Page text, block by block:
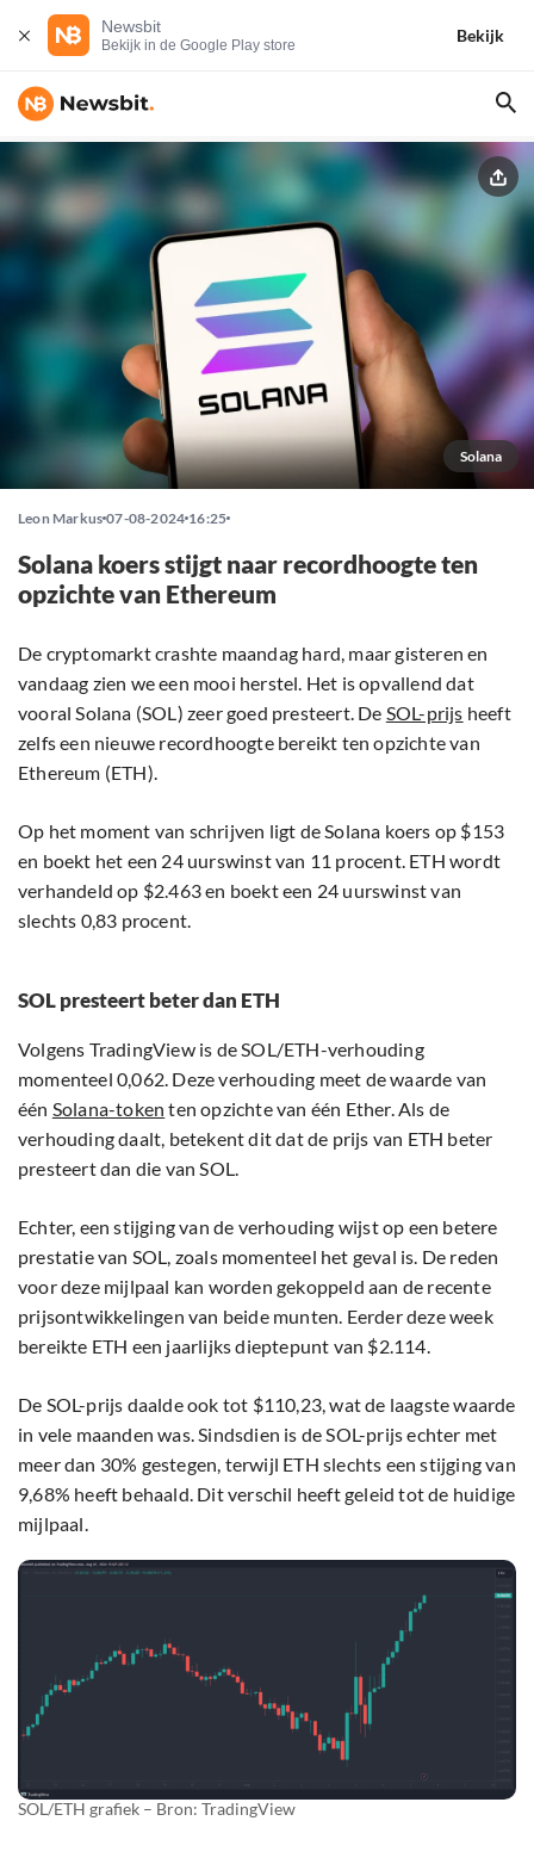
Newsbit
Bekijk in de Google Play store
Bekijk
Solana
Leon Markus 07-08-2024 16:25
Solana koers stijgt naar recordhoogte ten
opzichte van Ethereum
De cryptomarkt crashte maandag hard, maar gisteren en
vandaag zien we een mooi herstel. Het is opvallend dat
vooral Solana (SOL) zeer goed presteert. De SOL-prijs heeft
zelfs een nieuwe recordhoogte bereikt ten opzichte van
Ethereum (ETH).
Op het moment van schrijven ligt de Solana koers op $153
en boekt het een 24 uurswinst van 11 procent. ETH wordt
verhandeld op $2.463 en boekt een 24 uurswinst van
slechts 0,83 procent.
SOL presteert beter dan ETH
Volgens TradingView is de SOL/ETH-verhouding
momenteel 0,062. Deze verhouding meet de waarde van
één Solana-token ten opzichte van één Ether. Als de
verhouding daalt, betekent dit dat de prijs van ETH beter
presteert dan die van SOL.
Echter, een stijging van de verhouding wijst op een betere
prestatie van SOL, zoals momenteel het geval is. De reden
voor deze mijlpaal kan worden gekoppeld aan de recente
prijsontwikkelingen van beide munten. Eerder deze week
bereikte ETH een jaarlijks dieptepunt van $2.114.
De SOL-prijs daalde ook tot $110,23, wat de laagste waarde
in vele maanden was. Sindsdien is de SOL-prijs echter met
meer dan 30% gestegen, terwijl ETH slechts een stijging van
9,68% heeft behaald. Dit verschil heeft geleid tot de huidige
mijlpaal.
SOL/ETH grafiek – Bron: TradingView